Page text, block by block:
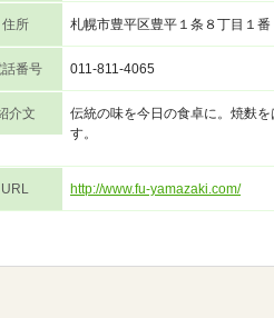
住所 札幌市豊平区豊平１条８丁目１番
話番号 011-811-4065
介文
伝統の味を今日の食卓に。焼麩
す。
URL http://www.fu-yamazaki.com/